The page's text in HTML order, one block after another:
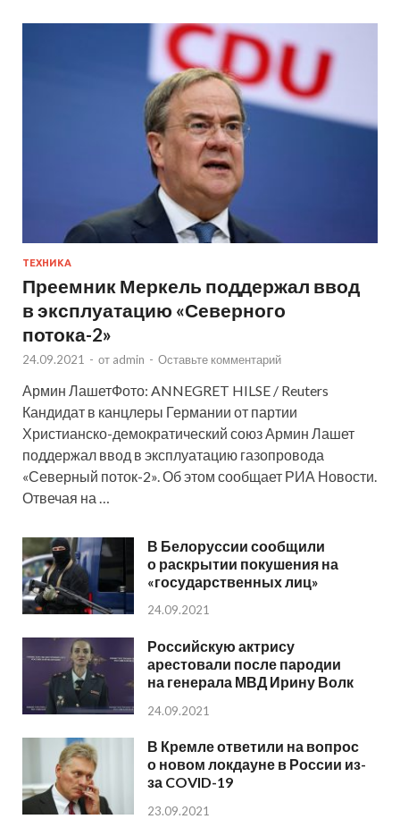
ТЕХНИКА
Преемник Меркель поддержал ввод
в эксплуатацию «Северного
потока-2»
24.09.2021 - от admin - Оставьте комментарий
Армин ЛашетФото: ANNEGRET HILSE / Reuters
Кандидат в канцлеры Германии от партии
Христианско-демократический союз Армин Лашет
поддержал ввод в эксплуатацию газопровода
«Северный поток-2». Об этом сообщает РИА Новости.
Отвечая на …
В Белоруссии сообщили
о раскрытии покушения на
«государственных лиц»
24.09.2021
Российскую актрису
арестовали после пародии
на генерала МВД Ирину Волк
24.09.2021
В Кремле ответили на вопрос
о новом локдауне в России из-
за COVID-19
23.09.2021